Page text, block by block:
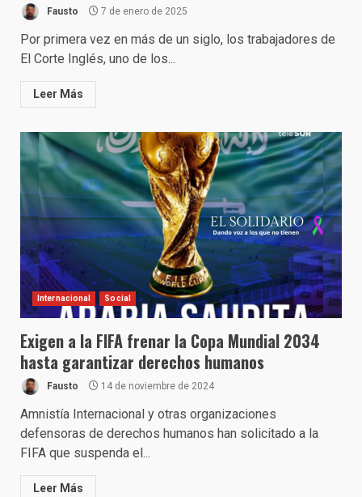
Fausto 7 de enero de 2025
Por primera vez en más de un siglo, los trabajadores de
El Corte Inglés, uno de los...
Leer Más
Internacional Social
Exigen a la FIFA frenar la Copa Mundial 2034
hasta garantizar derechos humanos
Fausto 14 de noviembre de 2024
Amnistía Internacional y otras organizaciones
defensoras de derechos humanos han solicitado a la
FIFA que suspenda el...
Leer Más